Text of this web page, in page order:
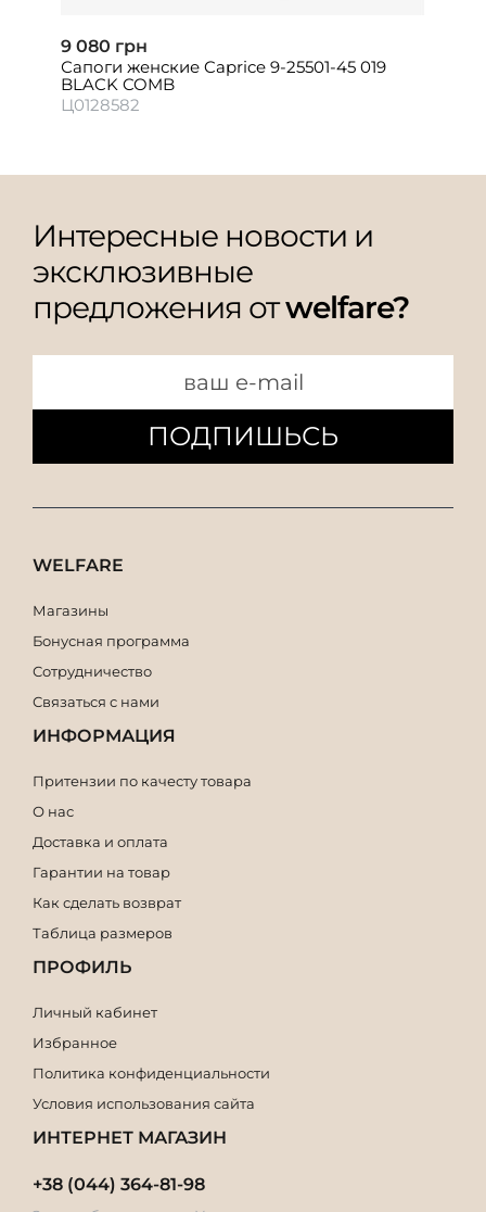
9 080 грн
Сапоги женские Caprice 9-25501-45 019
BLACK COMB
Ц0128582
Интересные новости и
эксклюзивные
предложения отwelfare?
ПОДПИШЬСЬ
WELFARE
Магазины
Бонусная программа
Сотрудничество
Связаться с нами
ИНФОРМАЦИЯ
Притензии по качесту товара
О нас
Доставка и оплата
Гарантии на товар
Как сделать возврат
Таблица размеров
ПРОФИЛЬ
Личный кабинет
Избранное
Политика конфиденциальности
Условия использования сайта
ИНТЕРНЕТ МАГАЗИН
+38 (044) 364-81-98